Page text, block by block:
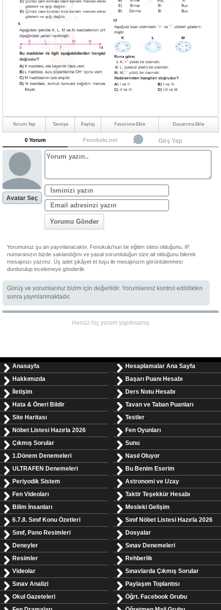
Yorum Yap Tavsiye Paylaş Favorime Ekle Duvarıma Ekle
0 Yorum Fenokulu.net Girş Yap
Avatar Seç
Yorumu Gönder
Yorumunuz şu an yayınlanacaktır. Fenokulu'nun bir eğitim sitesi olduğunu, IP
numaranızın bizde saklandığını ve yasal sorumluluğun size ait olduğunu bilerek
mesajınızı yazınız. Üç adet şikâyet et tuşu ile mesajınızın görüntülenmesi
durdurulup incelemeye gönderilir.
Görüş ve yorumlarınız bizim için değerlidir. Yorumlarınız kontrol edildikten
sonra yayınlanmaktadır.
Henüz hiç yorum yapılmamış
Anasayfa
Hakkımızda
İletişim
Hata & Öneri Bildir
Site Haritası
Nöbet Listesi Hazırla 2026
Çıkmış Sorular
1.Dönem Denemeleri
ULTRAFEN Denemeleri
Periyodik Sistem
Fen Videoları
Bilim İnsanları
6.7.8. Sınıf Konu Özetleri
Sınıf, Pano Resimleri
Deneyler
Resimler
Videolar
Sınav Analizi
Okul Gazeteleri
Hesaplamalar Ana Sayfa
Başarı Puanı Hesabı
Ders Notu Hesabı
Tavan ve Taban Puanları
Testler
Fen Oyunları
Sunu
Nasıl Oluyor
Bu Benim Eserim
Astronomi ve Uzay
Taktir Teşekkür Hesabı
Mesleki Gelişim
Sınıf Nöbet Listesi Hazırla 2026
Dosyalar
Sınav Denemeleri
Rehberlik
Sınavlarda Çıkmış Sorular
Paylaşım Toplantısı
Öğrt. Facebook Grubu